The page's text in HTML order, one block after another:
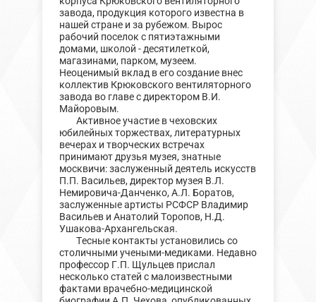
завода, продукция которого известна в
нашей стране и за рубежом. Вырос
рабочий поселок с пятиэтажными
домами, школой - десятилеткой,
магазинами, парком, музеем.
Неоценимый вклад в его создание внес
коллектив Крюковского вентиляторного
завода во главе с директором В.И.
Майоровым.
Активное участие в чеховских
юбилейных торжествах, литературных
вечерах и творческих встречах
принимают друзья музея, знатные
москвичи: заслуженный деятель искусств
П.П. Васильев, директор музея В.Л.
Немировича-Данченко, А.Л. Боратов,
заслуженные артисты РСФСР Владимир
Васильев и Анатолий Торопов, Н.Д.
Ушакова-Архангельская.
Тесные контакты установились со
столичными учеными-медиками. Недавно
профессор Г.П. Щульцев прислал
несколько статей с малоизвестными
фактами врачебно-медицинской